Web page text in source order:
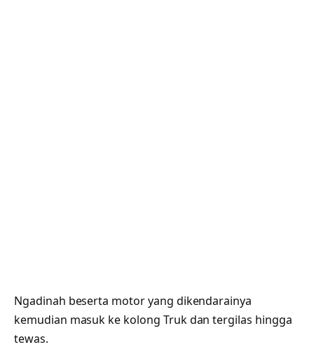
Ngadinah beserta motor yang dikendarainya
kemudian masuk ke kolong Truk dan tergilas hingga
tewas.